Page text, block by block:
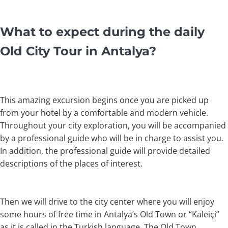
What to expect during the daily
Old City Tour in Antalya?
This amazing excursion begins once you are picked up
from your hotel by a comfortable and modern vehicle.
Throughout your city exploration, you will be accompanied
by a professional guide who will be in charge to assist you.
In addition, the professional guide will provide detailed
descriptions of the places of interest.
Then we will drive to the city center where you will enjoy
some hours of free time in Antalya’s Old Town or “Kaleiçi”